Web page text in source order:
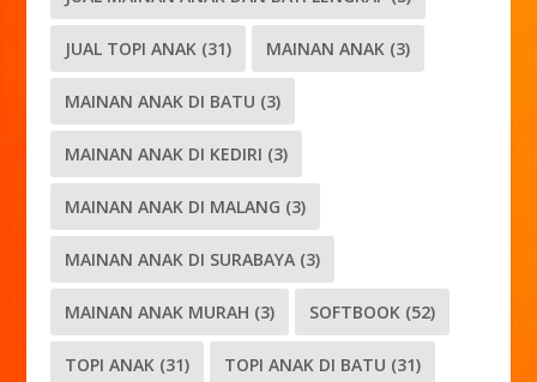
JUAL TOPI ANAK (31) MAINAN ANAK (3)
MAINAN ANAK DI BATU (3)
MAINAN ANAK DI KEDIRI (3)
MAINAN ANAK DI MALANG (3)
MAINAN ANAK DI SURABAYA (3)
MAINAN ANAK MURAH (3) SOFTBOOK (52)
TOPI ANAK (31) TOPI ANAK DI BATU (31)